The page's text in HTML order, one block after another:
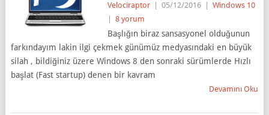
Velociraptor 05/12/2016
Windows 10
8 yorum
Başlığın biraz sansasyonel olduğunun
farkındayım lakin ilgi çekmek günümüz medyasındaki en büyük
silah , bildiğiniz üzere Windows 8 den sonraki sürümlerde Hızlı
başlat (Fast startup) denen bir kavram
Devamını Oku